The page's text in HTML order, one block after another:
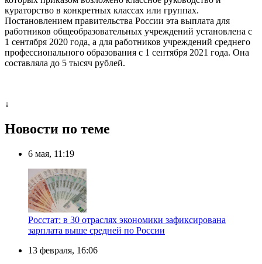
кураторство в конкретных классах или группах.
Постановлением правительства России эта выплата для
работников общеобразовательных учреждений установлена с
1 сентября 2020 года, а для работников учреждений среднего
профессионального образования с 1 сентября 2021 года. Она
составляла до 5 тысяч рублей.
↓
Новости по теме
6 мая, 11:19
Росстат: в 30 отраслях экономики зафиксирована
зарплата выше средней по России
13 февраля, 16:06